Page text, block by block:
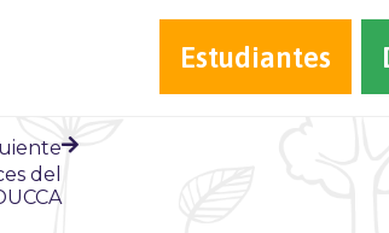
Estudiantes
del